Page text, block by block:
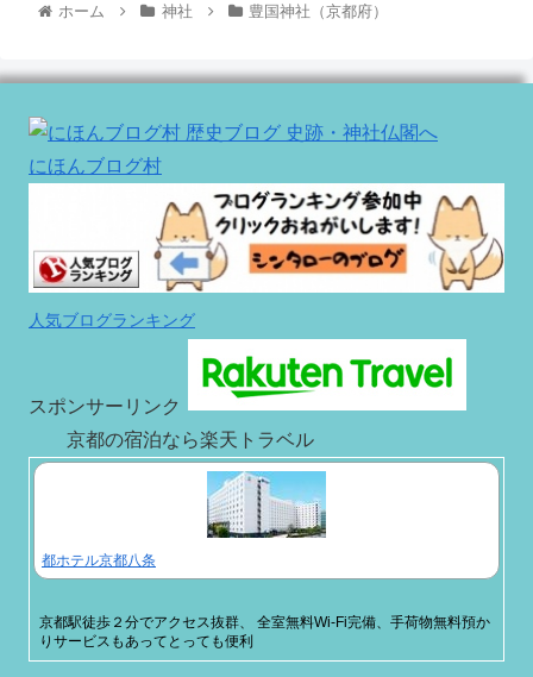
ホーム 神社 豊国神社（京都府）
にほんブログ村
人気ブログランキング
スポンサーリンク
京都の宿泊なら楽天トラベル
都ホテル京都八条
京都駅徒歩２分でアクセス抜群、 全室無料Wi-Fi完備、手荷物無料預か
りサービスもあってとっても便利